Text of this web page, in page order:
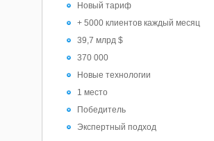
Новый тариф
+ 5000 клиентов каждый месяц
39,7 млрд $
370 000
Новые технологии
1 место
Победитель
Экспертный подход